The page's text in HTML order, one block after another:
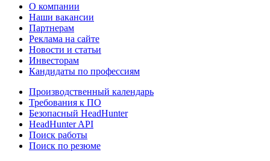
О компании
Наши вакансии
Партнерам
Реклама на сайте
Новости и статьи
Инвесторам
Кандидаты по профессиям
Производственный календарь
Требования к ПО
Безопасный HeadHunter
HeadHunter API
Поиск работы
Поиск по резюме